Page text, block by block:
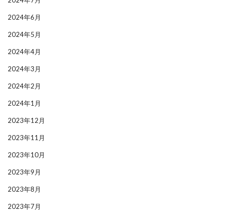
2024年6月
2024年5月
2024年4月
2024年3月
2024年2月
2024年1月
2023年12月
2023年11月
2023年10月
2023年9月
2023年8月
2023年7月